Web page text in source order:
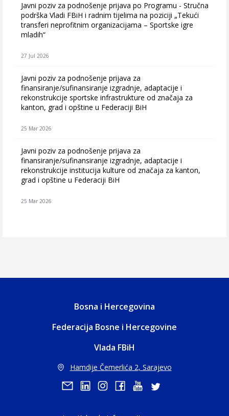
Javni poziv za podnošenje prijava po Programu - Stručna
podrška Vladi FBiH i radnim tijelima na poziciji „Tekući
transferi neprofitnim organizacijama – Sportske igre
mladih“
27 Jul 2026
Javni poziv za podnošenje prijava za
finansiranje/sufinansiranje izgradnje, adaptacije i
rekonstrukcije sportske infrastrukture od značaja za
kanton, grad i opštine u Federaciji BiH
25 Mar 2026
Javni poziv za podnošenje prijava za
finansiranje/sufinansiranje izgradnje, adaptacije i
rekonstrukcije institucija kulture od značaja za kanton,
grad i opštine u Federaciji BiH
25 Mar 2026
Bosna i Hercegovina
Federacija Bosne i Hercegovine
Vlada FBiH
Hamdije Čemerlića 2, Sarajevo